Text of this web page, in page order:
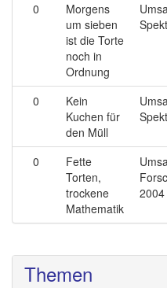
0
Morgens
um sieben
ist die Torte
noch in
Ordnung
0
Kein
Kuchen für
den Müll
0
Fette
Torten,
trockene
Mathematik
2004
Themen